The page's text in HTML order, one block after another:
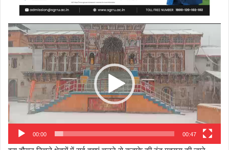
Video
Player
00:00 00:47